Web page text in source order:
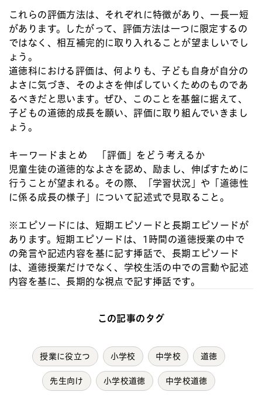
これらの評価方法は、それぞれに特徴があり、一長一短
があります。したがって、評価方法は一つに限定するの
ではなく、相互補完的に取り入れることが望ましいでし
ょう。
道徳科における評価は、何よりも、子ども自身が自分の
よさに気づき、そのよさを伸ばしていくためのものであ
るべきだと思います。ぜひ、このことを基盤に据えて、
子どもの道徳的成長を願い、評価に取り組んでいきまし
ょう。
キーワードまとめ 「評価」をどう考えるか
児童生徒の道徳的なよさを認め、励まし、伸ばすために
行うことが望まれる。その際、「学習状況」や「道徳性
に係る成長の様子」について記述式で見取ること。
※エピソードには、短期エピソードと長期エピソードが
あります。短期エピソードは、1時間の道徳授業の中で
の発言や記述内容を基に記す挿話で、長期エピソード
は、道徳授業だけでなく、学校生活の中での言動や記述
内容を基に、長期的な視点で記す挿話です。
この記事のタグ
授業に役立つ 小学校 中学校 道徳
先生向け 小学校道徳 中学校道徳